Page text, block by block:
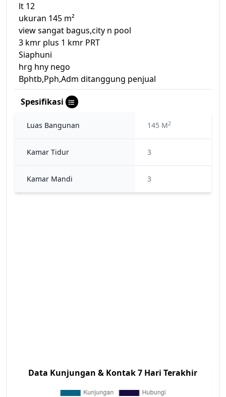
lt 12
ukuran 145 m²
view sangat bagus,city n pool
3 kmr plus 1 kmr PRT
Siaphuni
hrg hny nego
Bphtb,Pph,Adm ditanggung penjual
Spesifikasi
Luas Bangunan 145 M2
Kamar Tidur 3
Kamar Mandi 3
Data Kunjungan & Kontak 7 Hari Terakhir